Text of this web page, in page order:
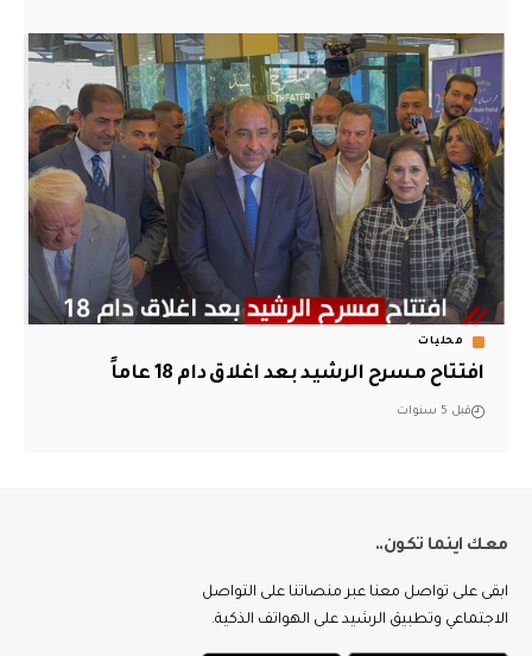
محليات
افتتاح مسرح الرشيد بعد اغلاق دام 18 عاماً
قبل 5 سنوات
معك اينما تكون..
ابقى على تواصل معنا عبر منصاتنا على التواصل
الاجتماعي وتطبيق الرشيد على الهواتف الذكية.